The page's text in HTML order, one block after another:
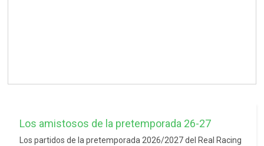
Los amistosos de la pretemporada 26-27
Los partidos de la pretemporada 2026/2027 del Real Racing